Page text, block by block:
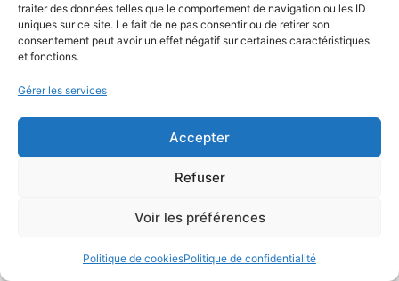
traiter des données telles que le comportement de navigation ou les ID
uniques sur ce site. Le fait de ne pas consentir ou de retirer son
consentement peut avoir un effet négatif sur certaines caractéristiques
et fonctions.
Gérer les services
Accepter
Refuser
Voir les préférences
Politique de cookiesPolitique de confidentialité
Devis
Les Jardins d’Entreprise,
213 rue de Gerland - Bât. E
Réalisé par :Agence web grenoble